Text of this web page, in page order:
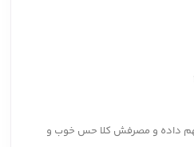
داده و مصرفش کلا حس خوب و